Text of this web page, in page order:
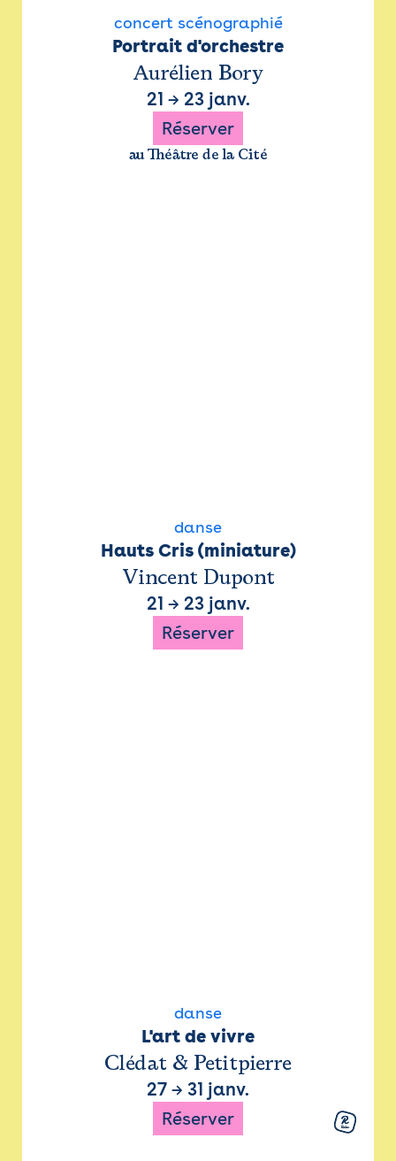
concert scénographié
Portrait d'orchestre
Aurélien Bory
21 → 23 janv.
Réserver
au Théâtre de la Cité
danse
Hauts Cris (miniature)
Vincent Dupont
21 → 23 janv.
Réserver
danse
L'art de vivre
Clédat & Petitpierre
27 → 31 janv.
Réserver